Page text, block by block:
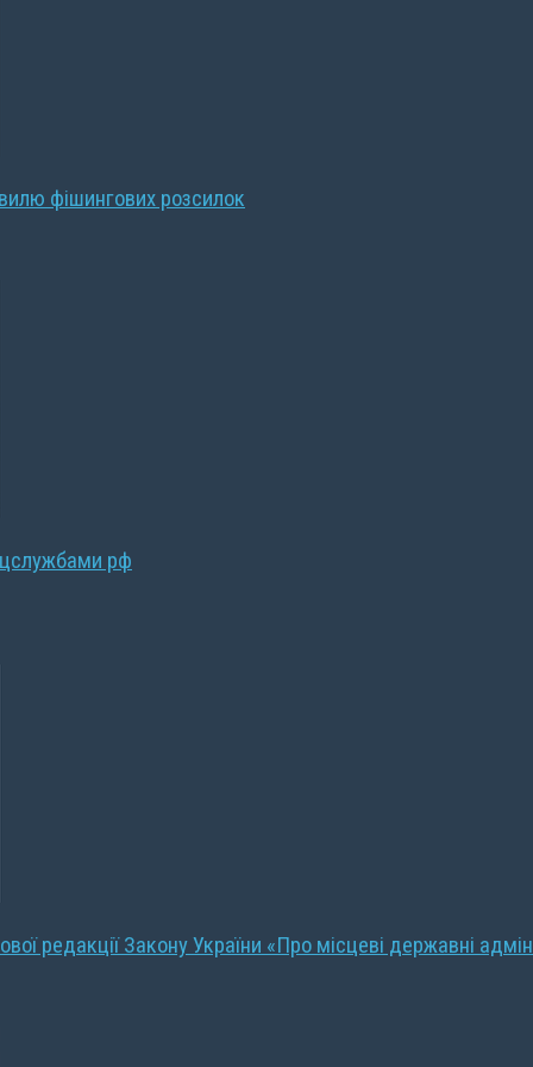
фішингових розсилок
рф
редакції Закону України «Про місцеві державні